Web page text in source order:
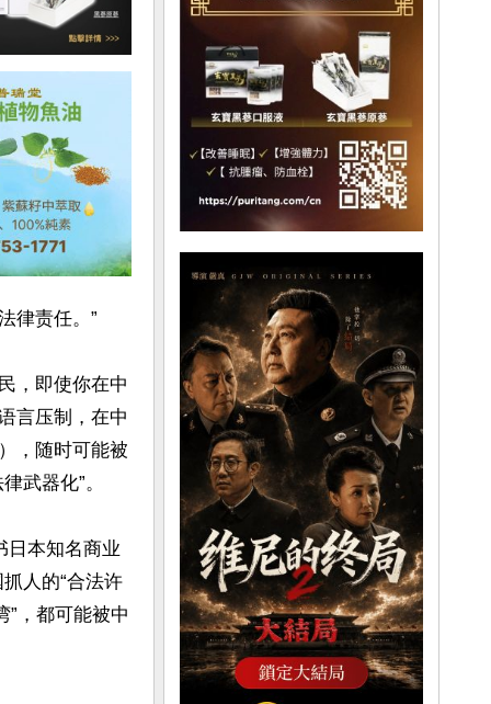
律责任。”
，即使你在中
言压制，在中
，随时可能被
武器化”。
日本知名商业
人的“合法许
”，都可能被中